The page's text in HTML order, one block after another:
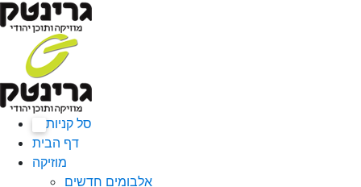
סל קניות
דף הבית
מוזיקה
אלבומים חדשים